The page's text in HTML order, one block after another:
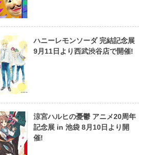
ハニーレモンソーダ 完結記念展
9月11日より西武渋谷店で開催!
涼宮ハルヒの憂鬱 アニメ20周年
記念展 in 池袋 8月10日より開
催!